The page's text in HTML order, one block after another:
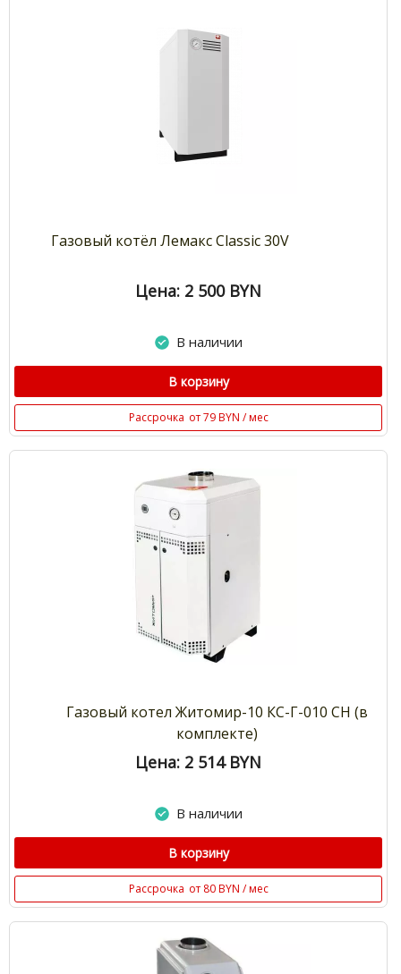
Газовый котёл Лемакс Classic 30V
Цена: 2 500 BYN
В наличии
В корзину
Рассрочка от 79 BYN / мес
Газовый котел Житомир-10 КС-Г-010 СН (в
комплекте)
Цена: 2 514 BYN
В наличии
В корзину
Рассрочка от 80 BYN / мес